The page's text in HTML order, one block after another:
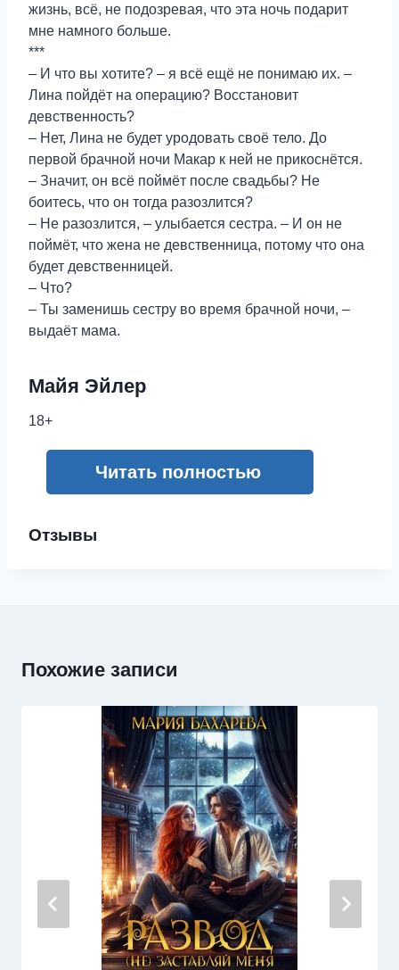
жизнь, всё, не подозревая, что эта ночь подарит
мне намного больше.
***
– И что вы хотите? – я всё ещё не понимаю их. –
Лина пойдёт на операцию? Восстановит
девственность?
– Нет, Лина не будет уродовать своё тело. До
первой брачной ночи Макар к ней не прикоснётся.
– Значит, он всё поймёт после свадьбы? Не
боитесь, что он тогда разозлится?
– Не разозлится, – улыбается сестра. – И он не
поймёт, что жена не девственница, потому что она
будет девственницей.
– Что?
– Ты заменишь сестру во время брачной ночи, –
выдаёт мама.
Майя Эйлер
18+
Читать полностью
Отзывы
Похожие записи